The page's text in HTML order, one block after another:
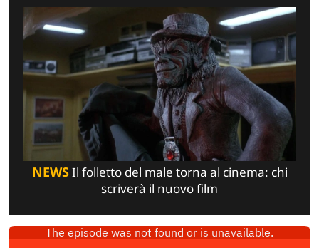
NEWSIl folletto del male torna al cinema: chi
scriverà il nuovo film